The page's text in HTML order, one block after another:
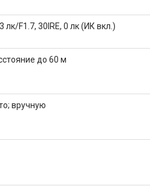
лк/F1.7, 30IRE, 0 лк (ИК вкл.)
до 60 м
вручную